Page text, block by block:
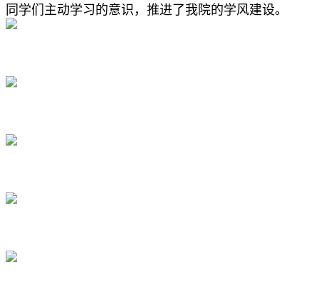
同学们主动学习的意识，推进了我院的学风建设。